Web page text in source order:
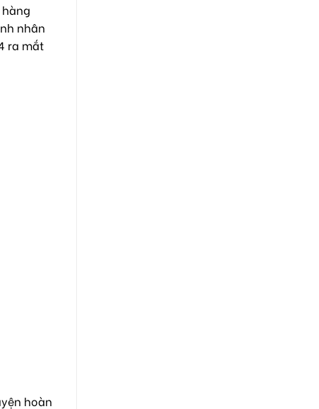
nhân
ra mắt
hoàn